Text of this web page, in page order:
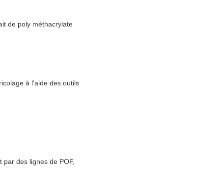
de poly méthacrylate
à l'aide des outils
des lignes de POF,